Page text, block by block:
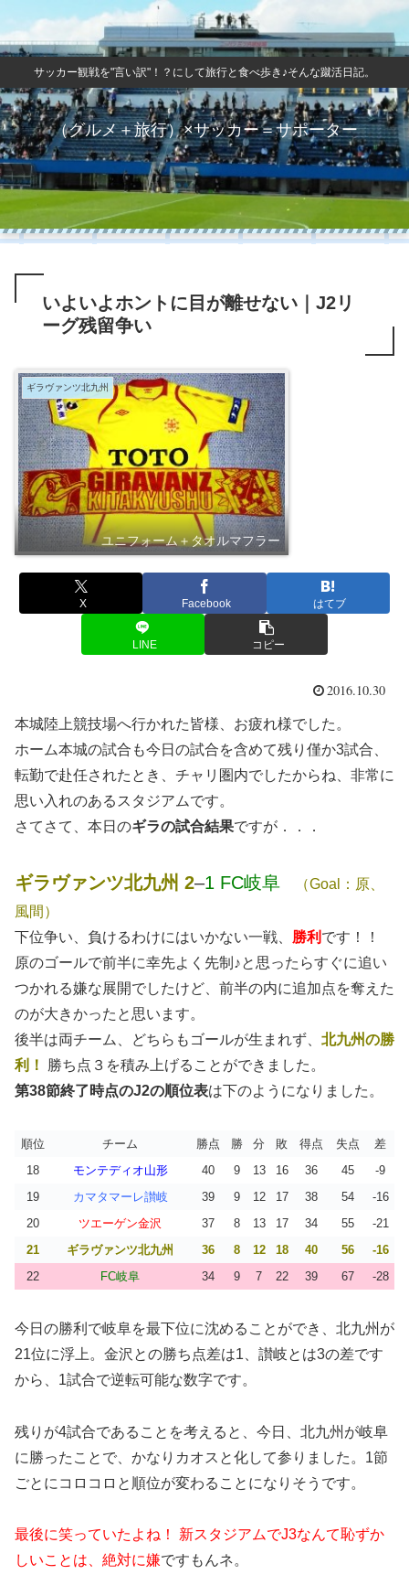
サッカー観戦を"言い訳"！？にして旅行と食べ歩き♪そんな蹴活日記。
（グルメ＋旅行）×サッカー＝サポーター
いよいよホントに目が離せない｜J2リ
ーグ残留争い
ギラヴァンツ北九州
ユニフォーム＋タオルマフラー
X Facebook はてブ
LINE コピー
2016.10.30
本城陸上競技場へ行かれた皆様、お疲れ様でした。
ホーム本城の試合も今日の試合を含めて残り僅か3試合、
転勤で赴任されたとき、チャリ圏内でしたからね、非常に
思い入れのあるスタジアムです。
さてさて、本日のギラの試合結果ですが．．．
ギラヴァンツ北九州 2–1 FC岐阜
（Goal：原、
風間）
下位争い、負けるわけにはいかない一戦、 勝利 です！！
原のゴールで前半に幸先よく先制♪と思ったらすぐに追い
つかれる嫌な展開でしたけど、前半の内に追加点を奪えた
のが大きかったと思います。
後半は両チーム、どちらもゴールが生まれず、 北九州の勝
利！
勝ち点３を積み上げることができました。
第38節終了時点のJ2の順位表は下のようになりました。
順位 チーム 勝点 勝 分 敗 得点 失点
差
18
モンテディオ山形 40 9 13 16 36 45
-9
19
カマタマーレ讃岐 39 9 12 17 38 54
-16
20
ツエーゲン金沢 37 8 13 17 34 55
-21
21
ギラヴァンツ北九州 36 8 12 18 40 56
-16
22
FC岐阜 34 9 7 22 39 67 -28
今日の勝利で岐阜を最下位に沈めることができ、北九州が
21位に浮上。金沢との勝ち点差は1、讃岐とは3の差です
から、1試合で逆転可能な数字です。
残りが4試合であることを考えると、今日、北九州が岐阜
に勝ったことで、かなりカオスと化して参りました。1節
ごとにコロコロと順位が変わることになりそうです。
最後に笑っていたよね！ 新スタジアムでJ3なんて恥ずか
しいことは、絶対に嫌ですもんネ。